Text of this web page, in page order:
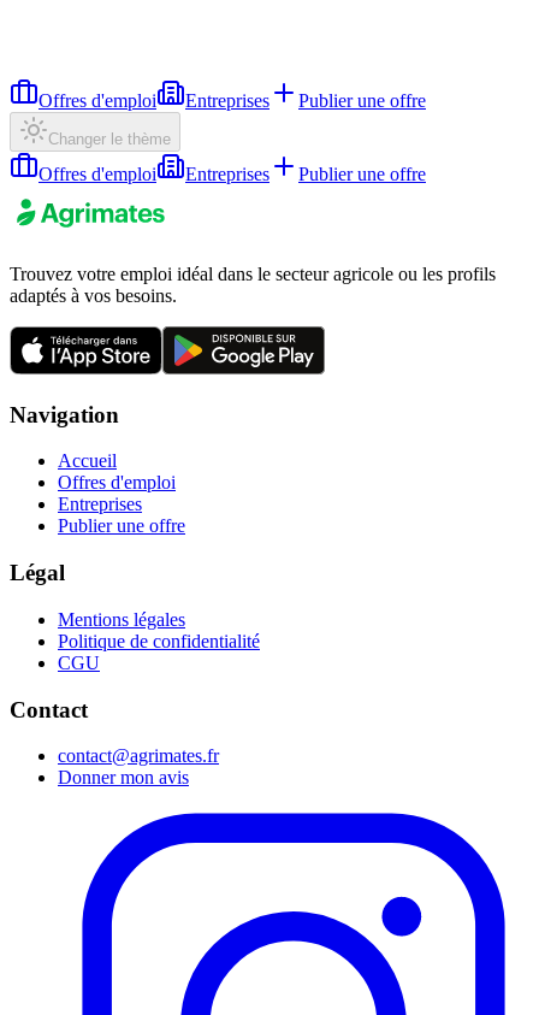
Offres d'emploi Entreprises Publier une offre
Changer le thème
Offres d'emploi Entreprises Publier une offre
Trouvez votre emploi idéal dans le secteur agricole ou les profils
adaptés à vos besoins.
Navigation
Accueil
Offres d'emploi
Entreprises
Publier une offre
Légal
Mentions légales
Politique de confidentialité
CGU
Contact
contact@agrimates.fr
Donner mon avis